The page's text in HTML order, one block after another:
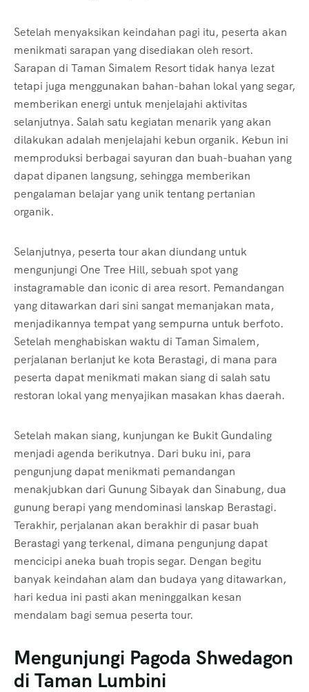
Setelah menyaksikan keindahan pagi itu, peserta akan
menikmati sarapan yang disediakan oleh resort.
Sarapan di Taman Simalem Resort tidak hanya lezat
tetapi juga menggunakan bahan-bahan lokal yang segar,
memberikan energi untuk menjelajahi aktivitas
selanjutnya. Salah satu kegiatan menarik yang akan
dilakukan adalah menjelajahi kebun organik. Kebun ini
memproduksi berbagai sayuran dan buah-buahan yang
dapat dipanen langsung, sehingga memberikan
pengalaman belajar yang unik tentang pertanian
organik.
Selanjutnya, peserta tour akan diundang untuk
mengunjungi One Tree Hill, sebuah spot yang
instagramable dan iconic di area resort. Pemandangan
yang ditawarkan dari sini sangat memanjakan mata,
menjadikannya tempat yang sempurna untuk berfoto.
Setelah menghabiskan waktu di Taman Simalem,
perjalanan berlanjut ke kota Berastagi, di mana para
peserta dapat menikmati makan siang di salah satu
restoran lokal yang menyajikan masakan khas daerah.
Setelah makan siang, kunjungan ke Bukit Gundaling
menjadi agenda berikutnya. Dari buku ini, para
pengunjung dapat menikmati pemandangan
menakjubkan dari Gunung Sibayak dan Sinabung, dua
gunung berapi yang mendominasi lanskap Berastagi.
Terakhir, perjalanan akan berakhir di pasar buah
Berastagi yang terkenal, dimana pengunjung dapat
mencicipi aneka buah tropis segar. Dengan begitu
banyak keindahan alam dan budaya yang ditawarkan,
hari kedua ini pasti akan meninggalkan kesan
mendalam bagi semua peserta tour.
Mengunjungi Pagoda Shwedagon
di Taman Lumbini